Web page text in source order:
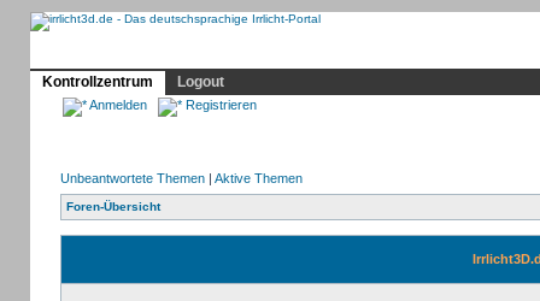
Kontrollzentrum
Logout
Anmelden Registrieren
Unbeantwortete Themen| Aktive Themen
Foren-Übersicht